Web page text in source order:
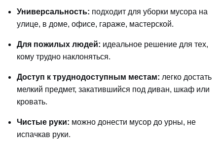
Универсальность: подходит для уборки мусора на
улице, в доме, офисе, гараже, мастерской.
Для пожилых людей: идеальное решение для тех,
кому трудно наклоняться.
Доступ к труднодоступным местам: легко достать
мелкий предмет, закатившийся под диван, шкаф или
кровать.
Чистые руки: можно донести мусор до урны, не
испачкав руки.